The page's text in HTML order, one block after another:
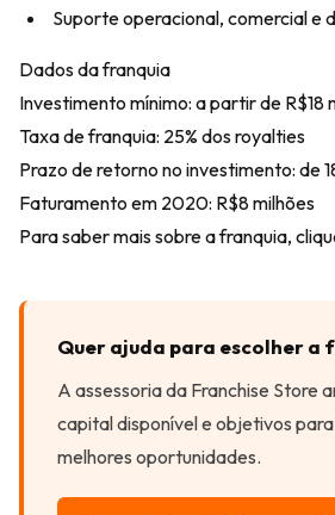
Suporte operacional, comercial e
Dados da franquia
Investimento mínimo: a partir de R$18
Taxa de franquia: 25% dos royalties
Prazo de retorno no investimento: de
Faturamento em 2020: R$8 milhões
Para saber mais sobre a franquia,
Quer ajuda para escolher a
A assessoria da Franchise Store
capital disponível e objetivos
melhores oportunidades.